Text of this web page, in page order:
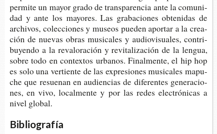
per­mi­te un mayor grado de trans­pa­ren­cia ante la comu­ni­
dad y ante los mayo­res. Las gra­ba­cio­nes obte­ni­das de
archi­vos, colec­cio­nes y museos pue­den apor­tar a la crea­
ción de nue­vas obras musi­ca­les y audio­vi­sua­les, con­tri­
bu­yen­do a la reva­lo­ra­ción y revi­ta­li­za­ción de la len­gua,
sobre todo en con­tex­tos urba­nos. Final­men­te, el hip hop
es solo una ver­tien­te de las expre­sio­nes musi­ca­les mapu­
che que resue­nan en audien­cias de dife­ren­tes gene­ra­cio­
nes, en vivo, local­men­te y por las redes elec­tró­ni­cas a
nivel global.
Bibliografía